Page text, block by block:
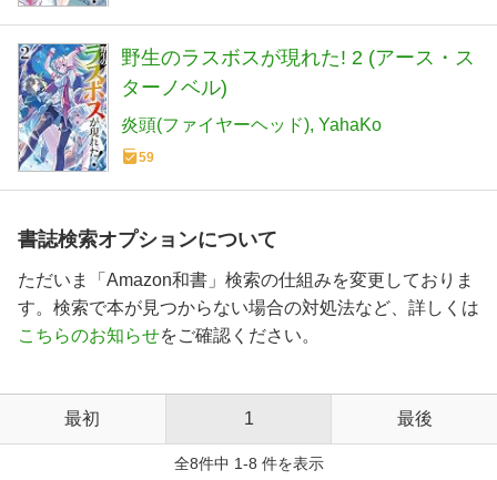
野生のラスボスが現れた! 2 (アース・ス
ターノベル)
炎頭(ファイヤーヘッド) YahaKo
59
書誌検索オプションについて
ただいま「Amazon和書」検索の仕組みを変更しておりま
す。検索で本が見つからない場合の対処法など、詳しくは
こちらのお知らせをご確認ください。
最初 1 最後
全8件中 1-8 件を表示